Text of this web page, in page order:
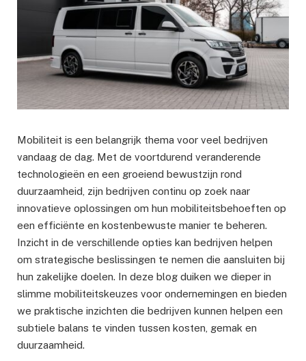
Mobiliteit is een belangrijk thema voor veel bedrijven
vandaag de dag. Met de voortdurend veranderende
technologieën en een groeiend bewustzijn rond
duurzaamheid, zijn bedrijven continu op zoek naar
innovatieve oplossingen om hun mobiliteitsbehoeften op
een efficiënte en kostenbewuste manier te beheren.
Inzicht in de verschillende opties kan bedrijven helpen
om strategische beslissingen te nemen die aansluiten bij
hun zakelijke doelen. In deze blog duiken we dieper in
slimme mobiliteitskeuzes voor ondernemingen en bieden
we praktische inzichten die bedrijven kunnen helpen een
subtiele balans te vinden tussen kosten, gemak en
duurzaamheid.